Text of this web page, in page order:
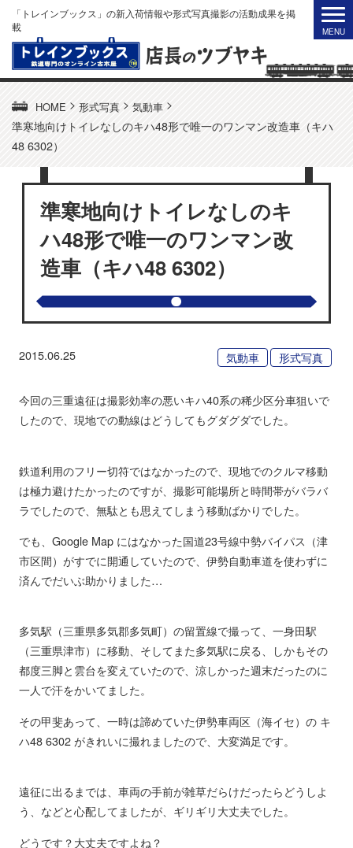
「トレインブックス」の新入荷情報や形式写真撮影の活動成果を掲
載
HOME > 形式写真 > 気動車 >
準寒地向けトイレなしのキハ48形で唯一のワンマン改造車（キハ
48 6302）
準寒地向けトイレなしのキ
ハ48形で唯一のワンマン改
造車（キハ48 6302）
2015.06.25 気動車 形式写真
今回の三重遠征は撮影効率の悪いキハ40系の稀少区分車狙いで
したので、現地での動線はどうしてもグダグダでした。
鉄道利用のフリー切符ではなかったので、現地でのクルマ移動
は極力避けたかったのですが、撮影可能場所と時間帯がバラバ
ラでしたので、無駄とも思えてしまう移動ばかりでした。
でも、Google Map にはなかった国道23号線中勢バイパス（津
市区間）がすでに開通していたので、伊勢自動車道を使わずに
済んでだいぶ助かりました…
多気駅（三重県多気郡多気町）の留置線で撮って、一身田駅
（三重県津市）に移動、そしてまた多気駅に戻る、しかもその
都度三脚と雲台を変えていたので、涼しかった週末だったのに
一人で汗をかいてました。
その甲斐あって、一時は諦めていた伊勢車両区（海イセ）の キ
ハ48 6302 がきれいに撮れましたので、大変満足です。
遠征に出るまでは、車両の手前が雑草だらけだったらどうしよ
う、などと心配してましたが、ギリギリ大丈夫でした。
どうです？大丈夫ですよね？